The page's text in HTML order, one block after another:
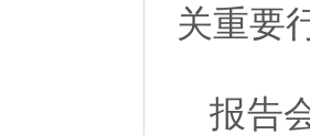
关重要
报告